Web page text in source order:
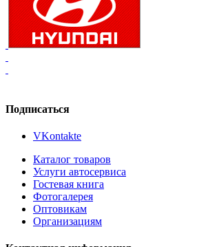
Подписаться
VKontakte
Каталог товаров
Услуги автосервиса
Гостевая книга
Фотогалерея
Оптовикам
Организациям